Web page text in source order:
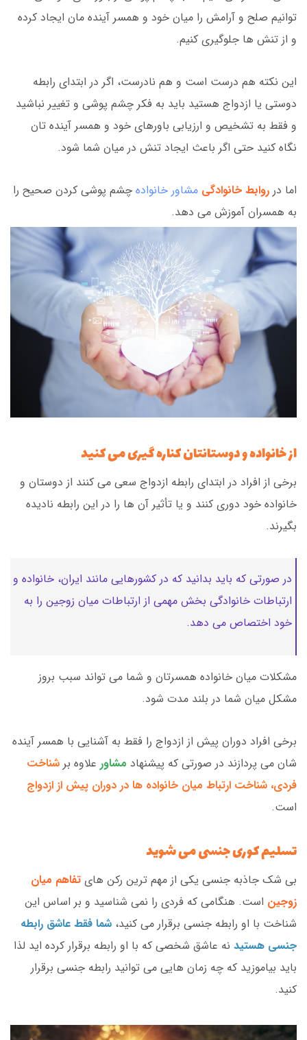
توانیم صلح و آرامش را میان خود و همسر آینده مان ایجاد کرده
و از تنش ها جلوگیری کنیم.
این نکته هم درست است و هم نادرست، اگر در ابتدای رابطه
دوستی یا ازدواج هستید باید به فکر چشم پوشی و تغییر نباشید
و فقط به تشخیص و ارزیابی باورهای خود و همسر آینده تان
نگاه کنید حتی اگر باعث ایجاد تنش در میان شما شود.
اما در روابط خانوادگی مشاور خانواده چشم پوشی کردن صحیح را
به همسران آموزش می دهد.
از خانواده و دوستانتان کناره گیری می کنید
برخی از افراد در ابتدای رابطه ازدواج سعی می کنند از دوستان و
خانواده خود دوری کنند و یا تأثیر آن ها را در این رابطه نادیده
بگیرند.
در صورتی که باید بدانید که در کشورهایی مانند ایران، خانواده و
ارتباطات خانوادگی بخش مهمی از ارتباطات میان زوجین را به
خود اختصاص می دهد.
مشکلات میان خانواده همسرتان و شما می تواند سبب بروز
مشکل میان شما در بلند مدت شود.
برخی افراد دوران پیش از ازدواج را فقط به آشنایی با همسر آینده
شان می پردازند در صورتی که پیشنهاد مشاور علاوه بر شناخت
فردی، شناخت ارتباط میان خانواده ها در دوران پیش از ازدواج
است.
تسلیم کوری جنسی می شوید
بی شک جاذبه جنسی یکی از مهم ترین رکن های تفاهم میان
زوجین است. هنگامی که فردی را نمی شناسید و بر اساس این
شناخت با او رابطه جنسی برقرار می کنید، شما فقط عاشق رابطه
جنسی هستید نه عاشق شخصی که با او رابطه برقرار کرده اید لذا
باید بیاموزید که چه زمان هایی می توانید رابطه جنسی برقرار
کنید.